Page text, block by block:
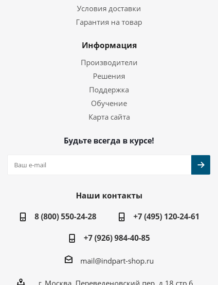
Условия доставки
Гарантия на товар
Информация
Производители
Решения
Поддержка
Обучение
Карта сайта
Будьте всегда в курсе!
Наши контакты
8 (800) 550-24-28
+7 (495) 120-24-61
+7 (926) 984-40-85
mail@indpart-shop.ru
г. Москва, Переведеновский пер, д.18 стр.6,